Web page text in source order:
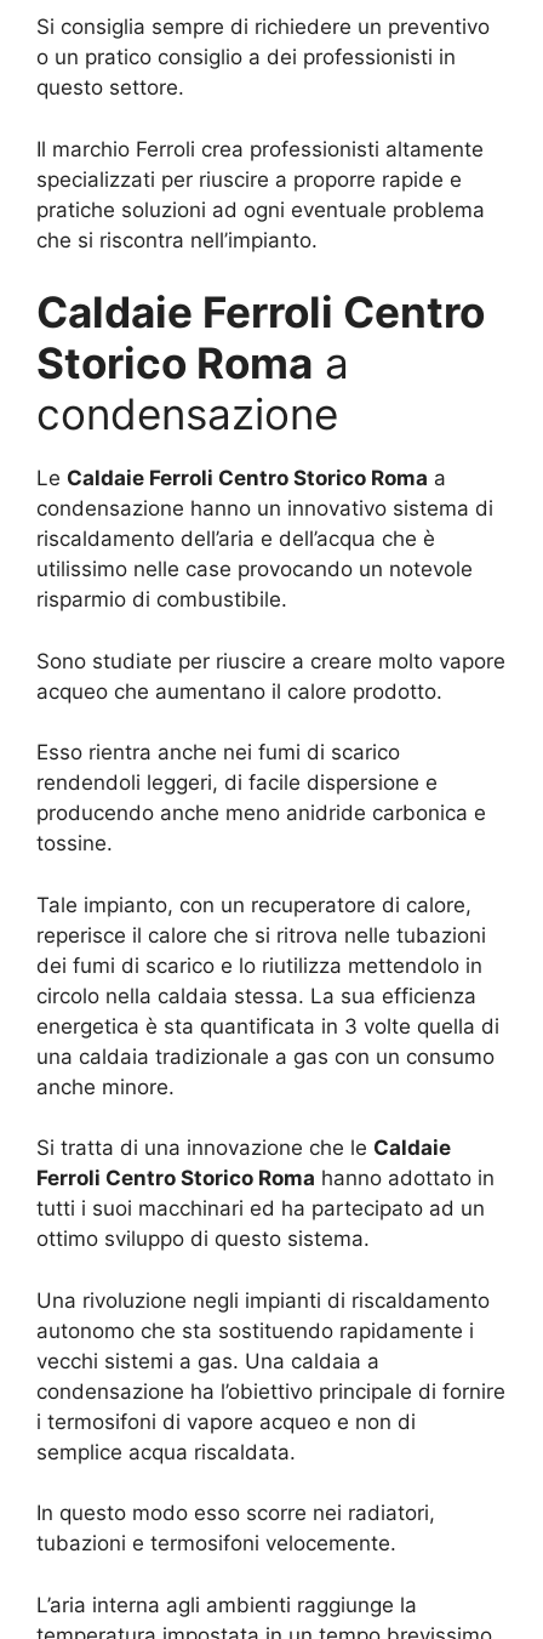
Si consiglia sempre di richiedere un preventivo
o un pratico consiglio a dei professionisti in
questo settore.
Il marchio Ferroli crea professionisti altamente
specializzati per riuscire a proporre rapide e
pratiche soluzioni ad ogni eventuale problema
che si riscontra nell’impianto.
Caldaie Ferroli Centro
Storico Roma a
condensazione
Le Caldaie Ferroli Centro Storico Roma a
condensazione hanno un innovativo sistema di
riscaldamento dell’aria e dell’acqua che è
utilissimo nelle case provocando un notevole
risparmio di combustibile.
Sono studiate per riuscire a creare molto vapore
acqueo che aumentano il calore prodotto.
Esso rientra anche nei fumi di scarico
rendendoli leggeri, di facile dispersione e
producendo anche meno anidride carbonica e
tossine.
Tale impianto, con un recuperatore di calore,
reperisce il calore che si ritrova nelle tubazioni
dei fumi di scarico e lo riutilizza mettendolo in
circolo nella caldaia stessa. La sua efficienza
energetica è sta quantificata in 3 volte quella di
una caldaia tradizionale a gas con un consumo
anche minore.
Si tratta di una innovazione che le Caldaie
Ferroli Centro Storico Roma hanno adottato in
tutti i suoi macchinari ed ha partecipato ad un
ottimo sviluppo di questo sistema.
Una rivoluzione negli impianti di riscaldamento
autonomo che sta sostituendo rapidamente i
vecchi sistemi a gas. Una caldaia a
condensazione ha l’obiettivo principale di fornire
i termosifoni di vapore acqueo e non di
semplice acqua riscaldata.
In questo modo esso scorre nei radiatori,
tubazioni e termosifoni velocemente.
L’aria interna agli ambienti raggiunge la